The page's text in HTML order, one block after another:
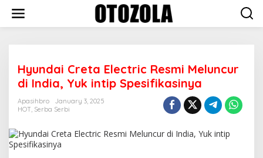
content
Hyundai Creta Electric Resmi Meluncur
di India, Yuk intip Spesifikasinya
Apasihbro
January 3, 2025
HOT, Serba Serbi